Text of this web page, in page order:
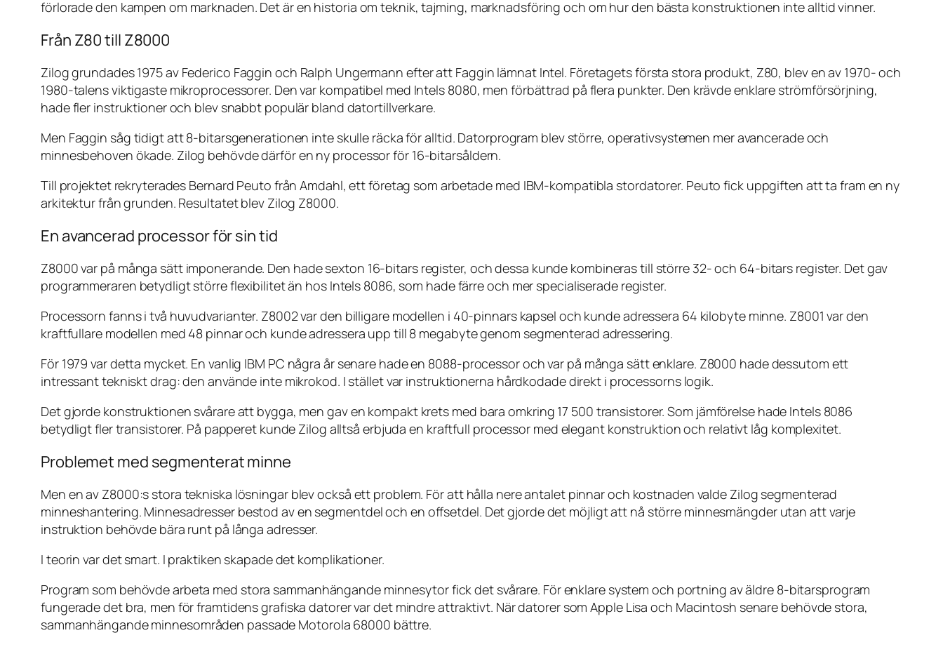
förlorade den kampen om marknaden. Det är en historia om teknik, tajming, marknadsföring och om hur den bästa konstruktionen inte alltid vinner.
Från Z80 till Z8000
Zilog grundades 1975 av Federico Faggin och Ralph Ungermann efter att Faggin lämnat Intel. Företagets första stora produkt, Z80, blev en av 1970- och
1980-talens viktigaste mikroprocessorer. Den var kompatibel med Intels 8080, men förbättrad på flera punkter. Den krävde enklare strömförsörjning,
hade fler instruktioner och blev snabbt populär bland datortillverkare.
Men Faggin såg tidigt att 8-bitarsgenerationen inte skulle räcka för alltid. Datorprogram blev större, operativsystemen mer avancerade och
minnesbehoven ökade. Zilog behövde därför en ny processor för 16-bitarsåldern.
Till projektet rekryterades Bernard Peuto från Amdahl, ett företag som arbetade med IBM-kompatibla stordatorer. Peuto fick uppgiften att ta fram en ny
arkitektur från grunden. Resultatet blev Zilog Z8000.
En avancerad processor för sin tid
Z8000 var på många sätt imponerande. Den hade sexton 16-bitars register, och dessa kunde kombineras till större 32- och 64-bitars register. Det gav
programmeraren betydligt större flexibilitet än hos Intels 8086, som hade färre och mer specialiserade register.
Processorn fanns i två huvudvarianter. Z8002 var den billigare modellen i 40-pinnars kapsel och kunde adressera 64 kilobyte minne. Z8001 var den
kraftfullare modellen med 48 pinnar och kunde adressera upp till 8 megabyte genom segmenterad adressering.
För 1979 var detta mycket. En vanlig IBM PC några år senare hade en 8088-processor och var på många sätt enklare. Z8000 hade dessutom ett
intressant tekniskt drag: den använde inte mikrokod. I stället var instruktionerna hårdkodade direkt i processorns logik.
Det gjorde konstruktionen svårare att bygga, men gav en kompakt krets med bara omkring 17 500 transistorer. Som jämförelse hade Intels 8086
betydligt fler transistorer. På papperet kunde Zilog alltså erbjuda en kraftfull processor med elegant konstruktion och relativt låg komplexitet.
Problemet med segmenterat minne
Men en av Z8000:s stora tekniska lösningar blev också ett problem. För att hålla nere antalet pinnar och kostnaden valde Zilog segmenterad
minneshantering. Minnesadresser bestod av en segmentdel och en offsetdel. Det gjorde det möjligt att nå större minnesmängder utan att varje
instruktion behövde bära runt på långa adresser.
I teorin var det smart. I praktiken skapade det komplikationer.
Program som behövde arbeta med stora sammanhängande minnesytor fick det svårare. För enklare system och portning av äldre 8-bitarsprogram
fungerade det bra, men för framtidens grafiska datorer var det mindre attraktivt. När datorer som Apple Lisa och Macintosh senare behövde stora,
sammanhängande minnesområden passade Motorola 68000 bättre.